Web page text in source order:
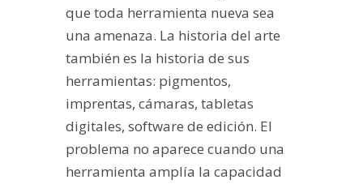
que toda herramienta nueva sea
una amenaza. La historia del arte
también es la historia de sus
herramientas: pigmentos,
imprentas, cámaras, tabletas
digitales, software de edición. El
problema no aparece cuando una
herramienta amplía la capacidad